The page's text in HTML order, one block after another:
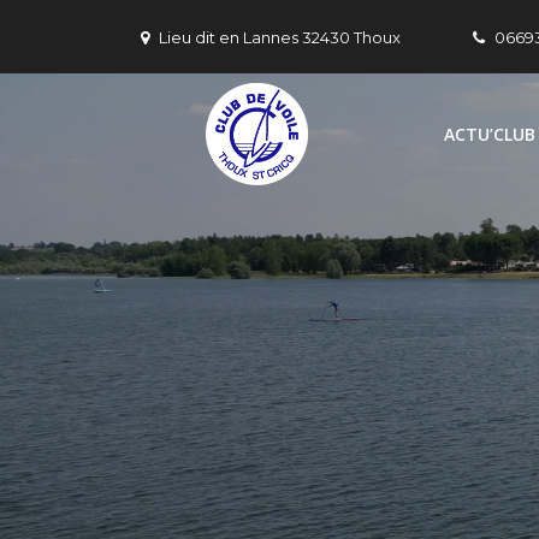
Lieu dit en Lannes 32430 Thoux
Club de
Un pour Thoux, Thoux
ACTU’CLUB